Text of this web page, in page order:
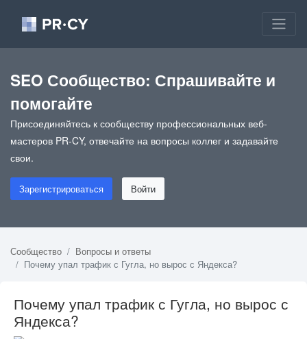
SEO Сообщество: Спрашивайте и
помогайте
Присоединяйтесь к сообществу профессиональных веб-
мастеров PR-CY, отвечайте на вопросы коллег и задавайте
свои.
Зарегистрироваться Войти
Сообщество
Вопросы и ответы
Почему упал трафик с Гугла, но вырос с Яндекса?
Почему упал трафик с Гугла, но вырос с
Яндекса?